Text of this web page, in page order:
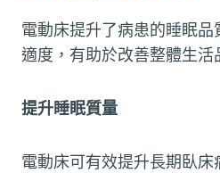
電動床提升了病患的睡眠
適度，有助於改善整體生活
提升睡眠質量
電動床可有效提升長期臥